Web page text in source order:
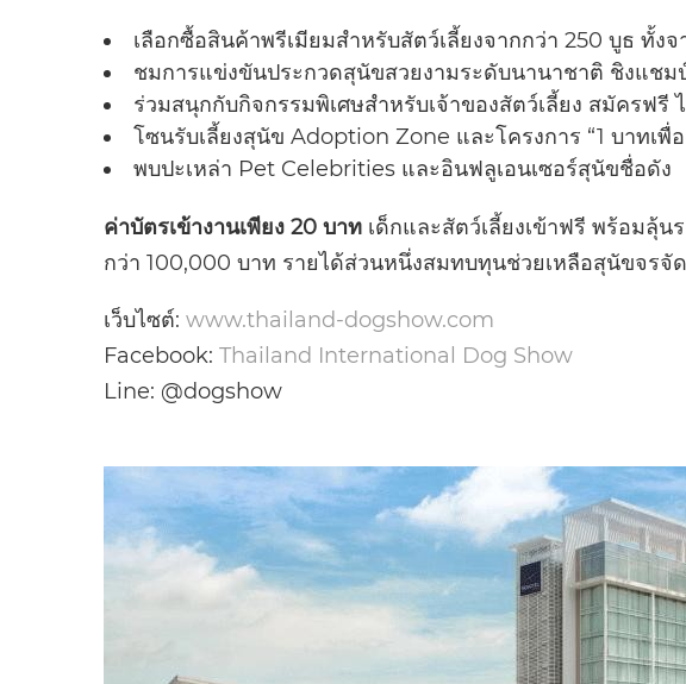
เลือกซื้อสินค้าพรีเมียมสำหรับสัตว์เลี้ยงจากกว่า 250 บูธ ทั้ง
ชมการแข่งขันประกวดสุนัขสวยงามระดับนานาชาติ ชิงแชม
ร่วมสนุกกับกิจกรรมพิเศษสำหรับเจ้าของสัตว์เลี้ยง สมัครฟรี
โซนรับเลี้ยงสุนัข Adoption Zone และโครงการ “1 บาทเพื่
พบปะเหล่า Pet Celebrities และอินฟลูเอนเซอร์สุนัขชื่อดัง
ค่าบัตรเข้างานเพียง 20 บาท เด็กและสัตว์เลี้ยงเข้าฟรี พร้อมลุ้
กว่า 100,000 บาท รายได้ส่วนหนึ่งสมทบทุนช่วยเหลือสุนัขจรจัด
เว็บไซต์: www.thailand-dogshow.com
Facebook: Thailand International Dog Show
Line: @dogshow